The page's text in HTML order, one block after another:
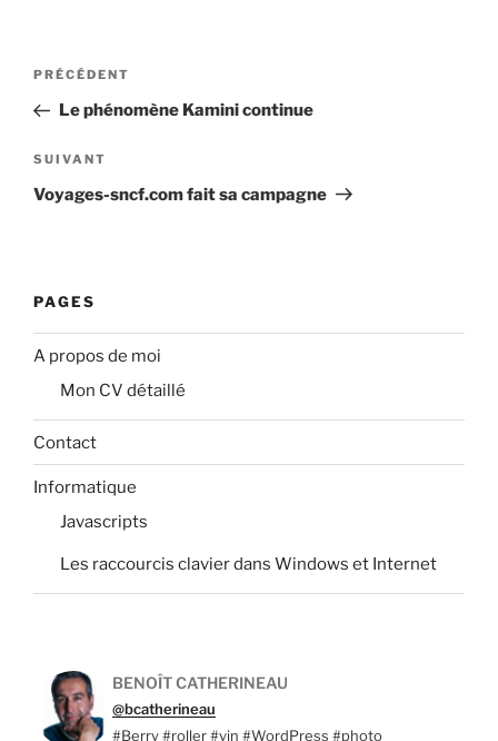
Navigation
l’article
Article
précédent
PRÉCÉDENT
Le phénomène Kamini continue
Article
suivant
SUIVANT
Voyages-sncf.com fait sa campagne
PAGES
A propos de moi
Mon CV détaillé
Contact
Informatique
Javascripts
Les raccourcis clavier dans Windows et Internet
BENOÎT CATHERINEAU
@bcatherineau
#Berry #roller #vin #WordPress #photo